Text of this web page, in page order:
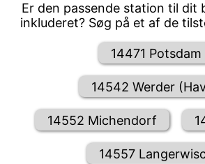
Er den passende station til
inkluderet? Søg på et af de
14471 Potsdam
14542 Werder
14552 Michendorf
14557